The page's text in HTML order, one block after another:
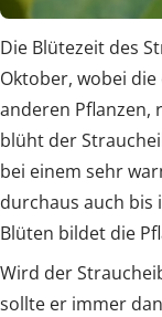
Die Blütezeit des
Oktober, wobei
anderen Pflanzen,
blüht der
bei einem sehr
durchaus auch bis
Blüten bildet die
Wird der
sollte er immer